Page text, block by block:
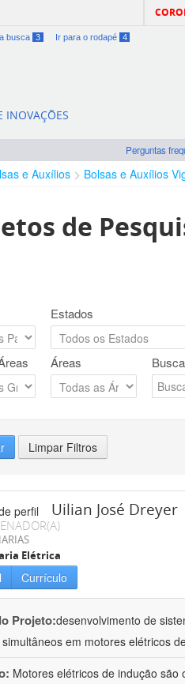
busca 3 Ir para o rodapé 4
INOVAÇÕES
Perguntas
e Auxílios Bolsas e Auxílios
de
Estados
Áreas Busca
Limpar Filtros
Uilian José Dreyer
Elétrica
Currículo
Projeto:desenvolvimento de
em motores elétricos
Motores elétricos de indução